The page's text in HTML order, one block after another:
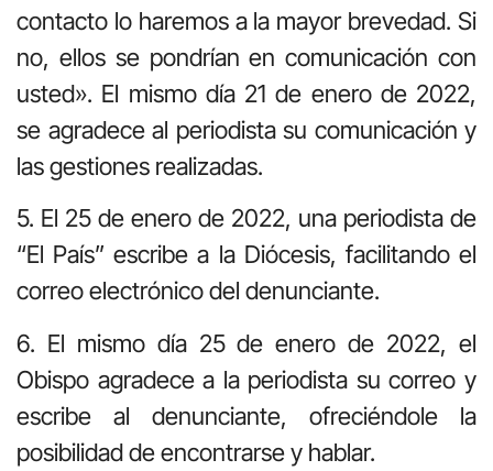
contacto lo haremos a la mayor brevedad. Si
no, ellos se pondrían en comunicación con
usted». El mismo día 21 de enero de 2022,
se agradece al periodista su comunicación y
las gestiones realizadas.
5. El 25 de enero de 2022, una periodista de
“El País” escribe a la Diócesis, facilitando el
correo electrónico del denunciante.
6. El mismo día 25 de enero de 2022, el
Obispo agradece a la periodista su correo y
escribe al denunciante, ofreciéndole la
posibilidad de encontrarse y hablar.